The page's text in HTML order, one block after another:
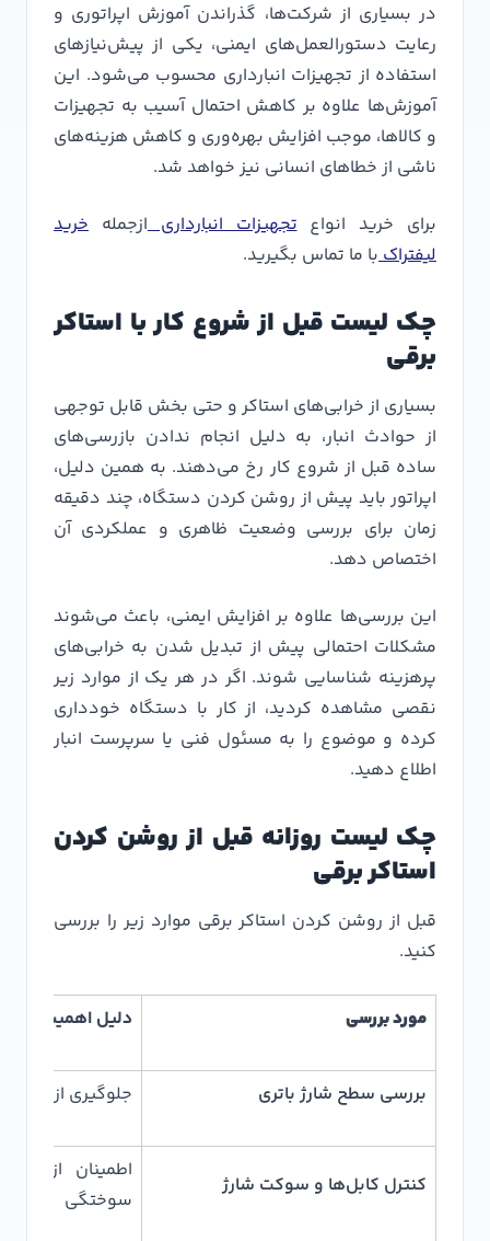
در بسیاری از شرکت‌ها، گذراندن آموزش اپراتوری و
رعایت دستورالعمل‌های ایمنی، یکی از پیش‌نیازهای
استفاده از تجهیزات انبارداری محسوب می‌شود. این
آموزش‌ها علاوه بر کاهش احتمال آسیب به تجهیزات
و کالاها، موجب افزایش بهره‌وری و کاهش هزینه‌های
ناشی از خطاهای انسانی نیز خواهد شد.
برای خرید انواعتجهیزات انبارداریازجمله خرید
لیفتراکبا ما تماس بگیرید.
چک لیست قبل از شروع کار با استاکر
برقی
بسیاری از خرابی‌های استاکر و حتی بخش قابل توجهی
از حوادث انبار، به دلیل انجام ندادن بازرسی‌های
ساده قبل از شروع کار رخ می‌دهند. به همین دلیل،
اپراتور باید پیش از روشن کردن دستگاه، چند دقیقه
زمان برای بررسی وضعیت ظاهری و عملکردی آن
اختصاص دهد.
این بررسی‌ها علاوه بر افزایش ایمنی، باعث می‌شوند
مشکلات احتمالی پیش از تبدیل شدن به خرابی‌های
پرهزینه شناسایی شوند. اگر در هر یک از موارد زیر
نقصی مشاهده کردید، از کار با دستگاه خودداری
کرده و موضوع را به مسئول فنی یا سرپرست انبار
اطلاع دهید.
چک لیست روزانه قبل از روشن کردن
استاکر برقی
قبل از روشن کردن استاکر برقی موارد زیر را بررسی
کنید.
مورد بررسی دلیل اهمیت
بررسی سطح شارژ باتری جلوگیری از
کنترل کابل‌ها و سوکت شارژ
اطمینان از
سوختگی